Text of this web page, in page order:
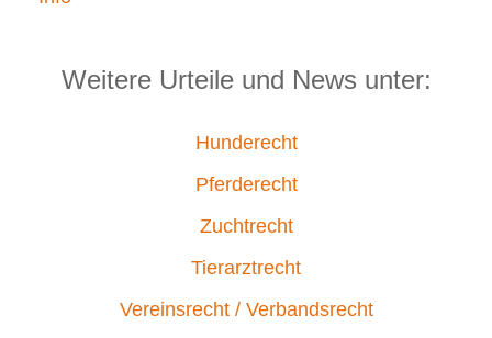
Weitere Urteile und News unter:
Hunderecht
Pferderecht
Zuchtrecht
Tierarztrecht
Vereinsrecht / Verbandsrecht